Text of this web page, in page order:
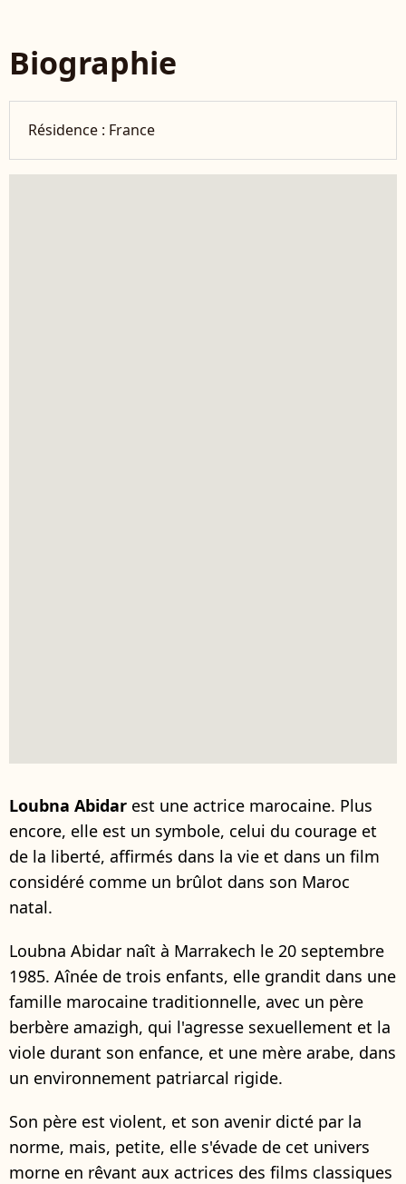
Biographie
Résidence : France
Loubna Abidar est une actrice marocaine. Plus
encore, elle est un symbole, celui du courage et
de la liberté, affirmés dans la vie et dans un film
considéré comme un brûlot dans son Maroc
natal.
Loubna Abidar naît à Marrakech le 20 septembre
1985. Aînée de trois enfants, elle grandit dans une
famille marocaine traditionnelle, avec un père
berbère amazigh, qui l'agresse sexuellement et la
viole durant son enfance, et une mère arabe, dans
un environnement patriarcal rigide.
Son père est violent, et son avenir dicté par la
norme, mais, petite, elle s'évade de cet univers
morne en rêvant aux actrices des films classiques